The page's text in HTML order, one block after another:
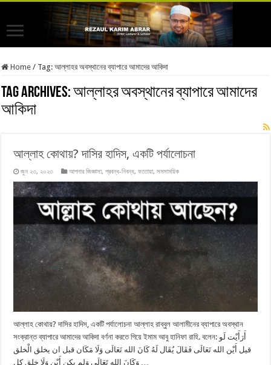
Home / Tag:আল্লাহর অবস্থানের ব্যাপারে আমাদের আকিদা
Tag Archives:আল্লাহর অবস্থানের ব্যাপারে আমাদের
আকিদা
আল্লাহ কোথায়? দাসির হাদিস, একটি পর্যালোচনা
জুন ২৩, ২০২৩ আপনার জিজ্ঞাসা,প্রবন্ধ-নিবন্ধ,ফতোয়া,সমসাময়িক
আল্লাহ কোথায়? দাসির হাদিস, একটি পর্যালোচনা আল্লাহ রাব্বুল আলামীনের ব্যাপারে অবস্থান
সংক্রান্ত ব্যাপারে আমাদের আকিদা বর্ণনা করতে গিয়ে ইমাম আবু হানিফা রাহি. বলেন: أَرَأَيْت لَو
قيل أَيْن الله تَعَالَى فَقَالَ يُقَال لَهُ كَانَ الله تَعَالَى وَلَا مَكَان قبل ان يخلق الْخلق